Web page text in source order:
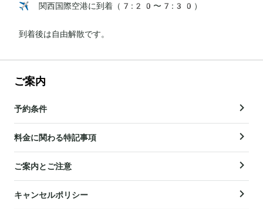
✈️ 関西国際空港に到着（7:20〜7:30）
到着後は自由解散です。
ご案内
予約条件
料金に関わる特記事項
ご案内とご注意
キャンセルポリシー